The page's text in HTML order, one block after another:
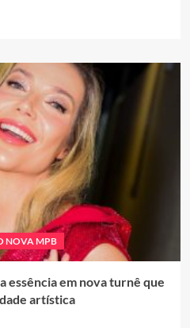
NOVA MPB
essência em nova turnê que
artística